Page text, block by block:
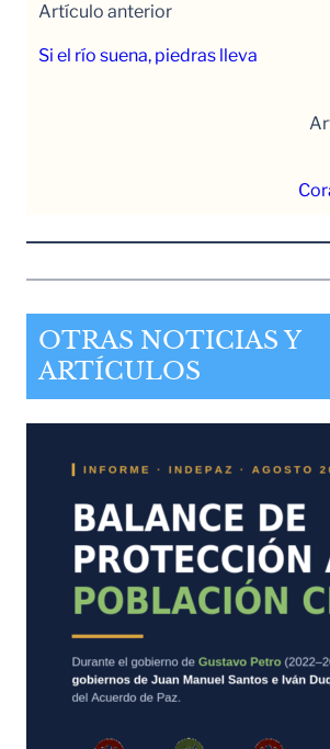
Artículo anterior
Si el río suena, piedras lleva
OTRAS NOTICIAS Y
ARTÍCULOS